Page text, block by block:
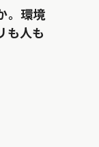
。環境
も人も